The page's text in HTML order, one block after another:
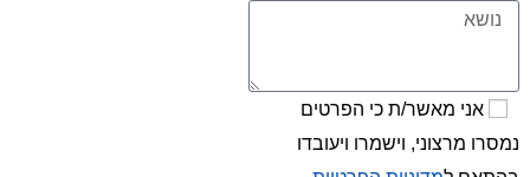
אני מאשר/ת כי הפרטים
נמסרו מרצוני, וישמרו ויעובדו